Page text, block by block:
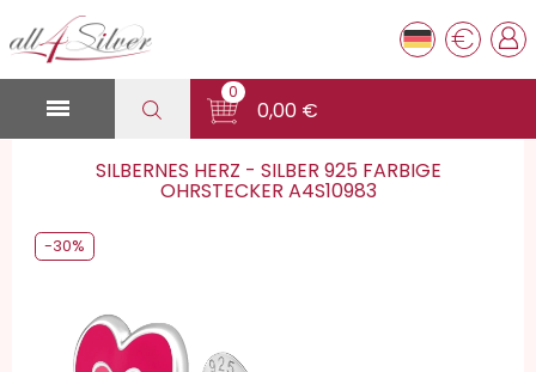
€

0
0,00 €
SILBERNES HERZ - SILBER 925 FARBIGE
OHRSTECKER A4S10983
-30%